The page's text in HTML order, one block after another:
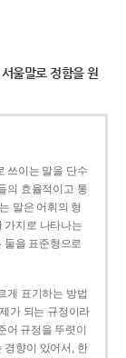
울말로 정함을 원
쓰이는 말을 단수
의 효율적이고 통
말은 어휘의 형
가지로 나타나는
둘을 표준형으로
게 표기하는 방법
가 되는 규정이라
어 규정을 뚜렷이
경향이 있어서, 한